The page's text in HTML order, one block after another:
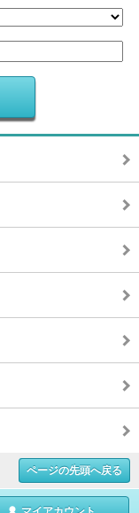
ページの先頭へ戻る